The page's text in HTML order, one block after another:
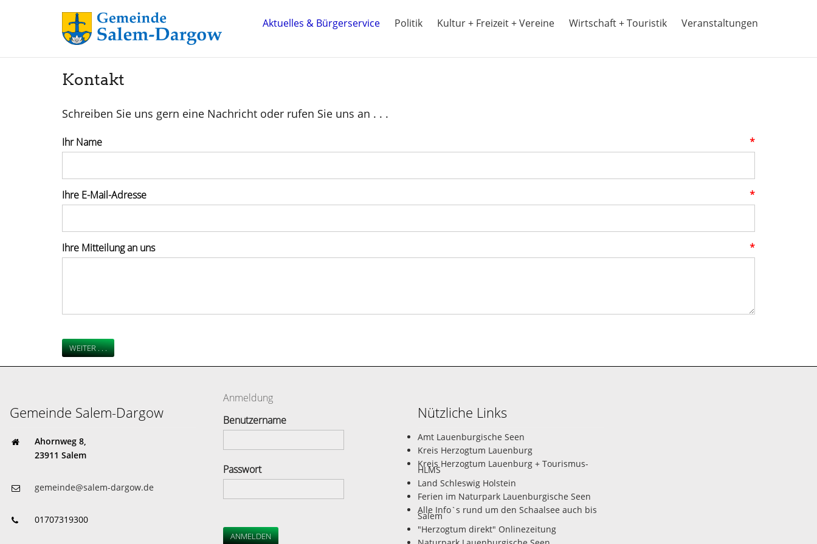
Aktuelles & Bürgerservice Politik Kultur + Freizeit + Vereine Wirtschaft + Touristik Veranstaltungen
Kontakt
Schreiben Sie uns gern eine Nachricht oder rufen Sie uns an . . .
Ihr Name *
Ihre E-Mail-Adresse *
Ihre Mitteilung an uns *
WEITER . . .
Gemeinde Salem-Dargow
Ahornweg 8,
23911 Salem
gemeinde@salem-dargow.de
01707319300
Anmeldung
Benutzername
Passwort
ANMELDEN
Nützliche Links
Amt Lauenburgische Seen
Kreis Herzogtum Lauenburg
Kreis Herzogtum Lauenburg + Tourismus-
HLMS
Land Schleswig Holstein
Ferien im Naturpark Lauenburgische Seen
Alle Info`s rund um den Schaalsee auch bis
Salem
"Herzogtum direkt" Onlinezeitung